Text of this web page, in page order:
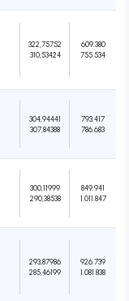
322,75752
310,53424
609.380
755.534
304,94441
307,84388
793.417
786.683
300,11999
290,38538
849.941
1.011.847
293,87986
285,46199
926.739
1.081.838